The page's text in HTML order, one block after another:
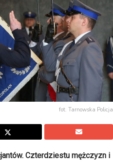
fot. Tarnowska Policja
Czterdziestu mężczyzn i